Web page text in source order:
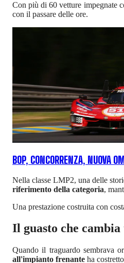
Con più di 60 vetture impegnate
con il passare delle ore.
BOP, CONCORRENZA, NUOVA
Nella classe LMP2, una delle
riferimento della categoria,
Una prestazione costruita con
Il guasto che
Quando il traguardo sembrava
all'impianto frenante ha